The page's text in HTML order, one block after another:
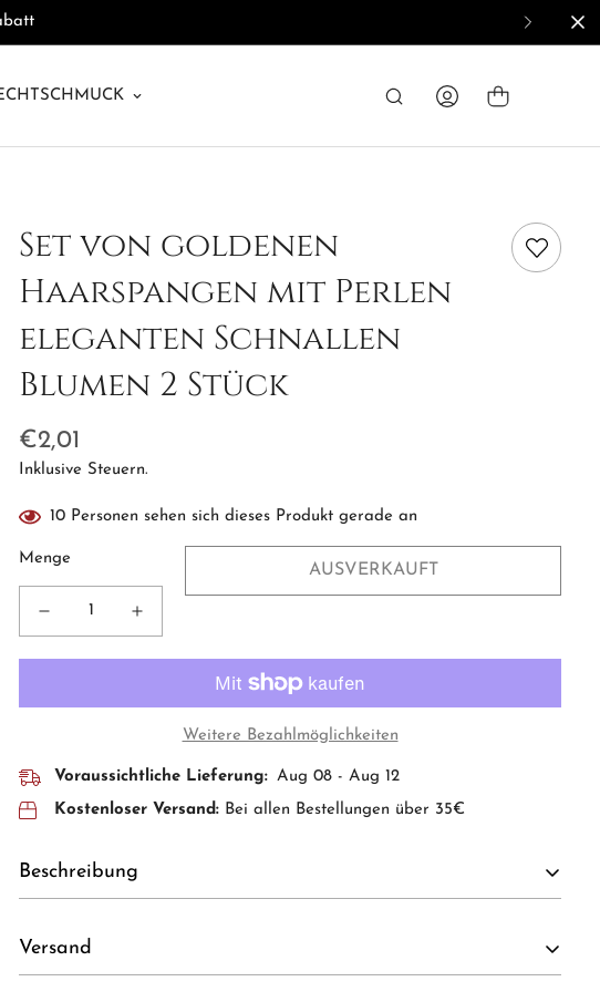
Set von goldenen
Haarspangen mit Perlen
eleganten Schnallen
Blumen 2 Stück
Regulärer
Preis
€2,01
Inklusive Steuern.
10 Personen sehen sich dieses Produkt gerade an
Menge
AUSVERKAUFT
Weitere Bezahlmöglichkeiten
Voraussichtliche Lieferung: Aug 08 - Aug 12
Kostenloser Versand: Bei allen Bestellungen über 35€
Beschreibung
Versand